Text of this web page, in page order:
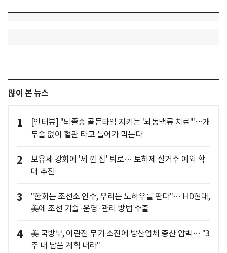
많이 본 뉴스
1
[인터뷰] "뇌졸중 골든타임 지키는 '뇌동맥류 치료'"…개
두술 없이 혈관 타고 들어가 막는다
2
보유세 강화에 '세 낀 집' 퇴로… 토허제 실거주 예외 확
대 추진
3
"한화는 조선소 인수, 우리는 노하우를 판다"… HD현대,
美에 조선 기술·운영·관리 방법 수출
4
美 국방부, 이란전 무기 소진에 방산업체 증산 압박… "3
주 내 납품 계획 내라"